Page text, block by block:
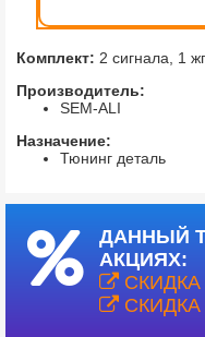
Комплект: 2 сигнала, 1
Производитель:
SEM-ALI
Назначение:
Тюнинг деталь
ДАННЫЙ
АКЦИЯХ:
СКИДКА